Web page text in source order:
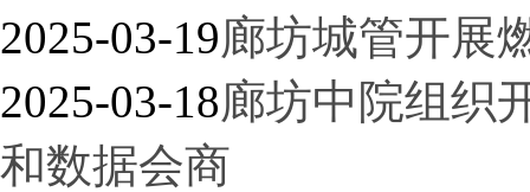
2025-03-19廊坊城管开展
2025-03-18廊坊中院组织
和数据会商